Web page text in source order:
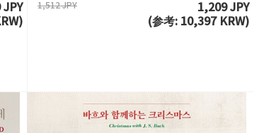
JPY
1,512 JPY
1,209 JPY
(参考: 10,397 KRW)